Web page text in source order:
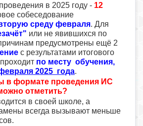
в 2025 году - 12
собеседование
среду февраля. Для
или не явившихся по
предусмотрены ещё 2
с результатами итогового
по месту обучения,
2025 года.
в формате проведения ИС
отметить?
в своей школе, а
всегда вызывают меньше